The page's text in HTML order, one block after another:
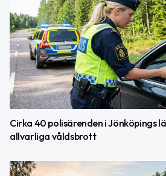
Cirka 40 polisärenden i Jönköpings
allvarliga våldsbrott